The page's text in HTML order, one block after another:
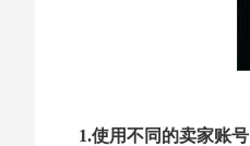
1.使用不同的卖家账号